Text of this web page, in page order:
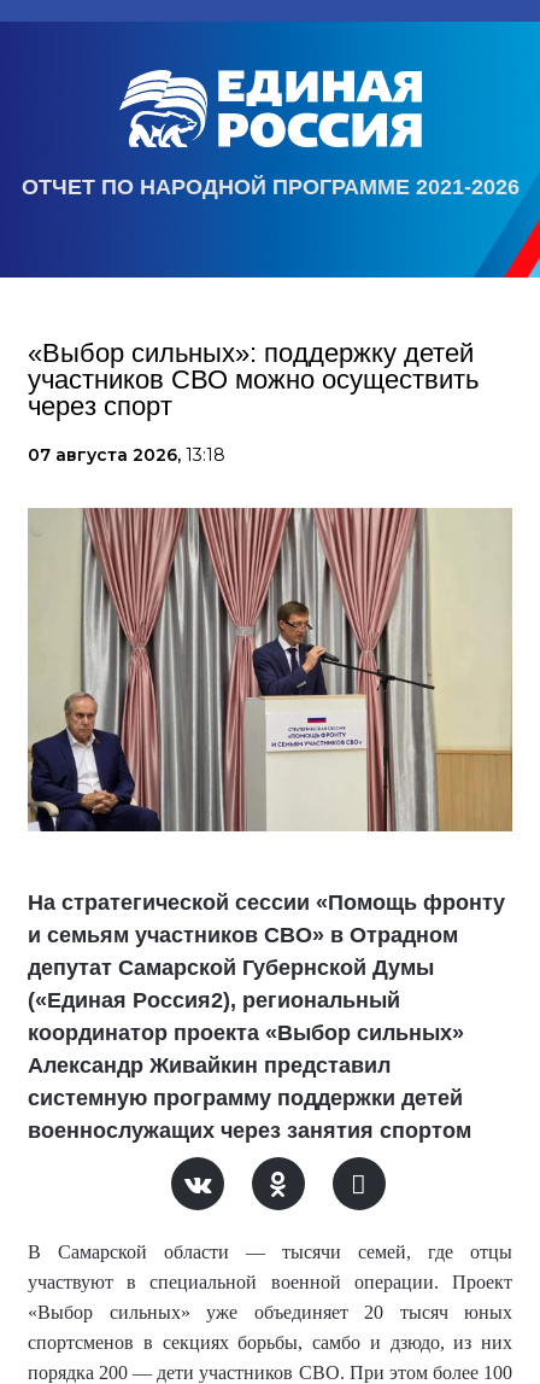
ОТЧЕТ ПО НАРОДНОЙ ПРОГРАММЕ 2021-2026
«Выбор сильных»: поддержку детей
участников СВО можно осуществить
через спорт
07 августа 2026, 13:18
На стратегической сессии «Помощь фронту
и семьям участников СВО» в Отрадном
депутат Самарской Губернской Думы
(«Единая Россия2), региональный
координатор проекта «Выбор сильных»
Александр Живайкин представил
системную программу поддержки детей
военнослужащих через занятия спортом
В Самарской области — тысячи семей, где отцы
участвуют в специальной военной операции. Проект
«Выбор сильных» уже объединяет 20 тысяч юных
спортсменов в секциях борьбы, самбо и дзюдо, из них
порядка 200 — дети участников СВО. При этом более 100